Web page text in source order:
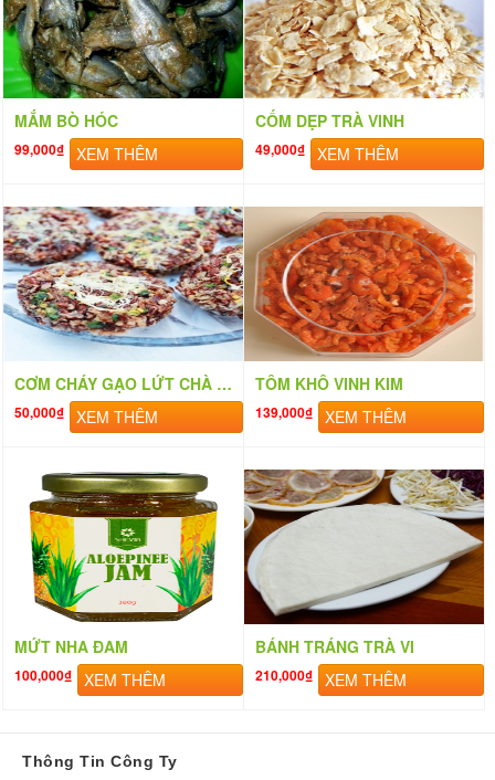
MẮM BÒ HÓC
99,000₫ XEM THÊM
CỐM DẸP TRÀ VINH
49,000₫ XEM THÊM
CƠM CHÁY GẠO LỨT CHÀ BÔNG
50,000₫ XEM THÊM
TÔM KHÔ VINH KIM
139,000₫ XEM THÊM
MỨT NHA ĐAM
100,000₫ XEM THÊM
BÁNH TRÁNG TRÀ VI
210,000₫ XEM THÊM
Thông Tin Công Ty